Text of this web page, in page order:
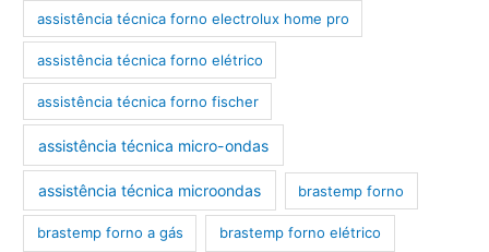
assistência técnica forno electrolux home pro
assistência técnica forno elétrico
assistência técnica forno fischer
assistência técnica micro-ondas
assistência técnica microondas brastemp forno
brastemp forno a gás brastemp forno elétrico